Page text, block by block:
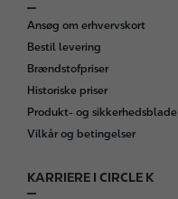
Ansøg om erhvervskort
Bestil levering
Brændstofpriser
Historiske priser
Produkt- og sikkerhedsblade
Vilkår og betingelser
KARRIERE I CIRCLE K